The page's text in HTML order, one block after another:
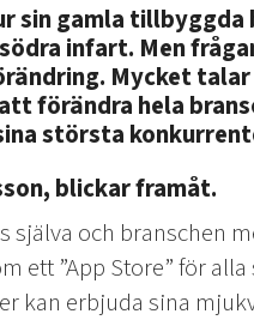
sin gamla
infart. Men
Mycket
förändra hela
största
blickar framåt.
själva och branschen
ett ”App Store” för
kan erbjuda sina